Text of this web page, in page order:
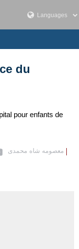
du
pour enfants de
معصومه شاه محمدی